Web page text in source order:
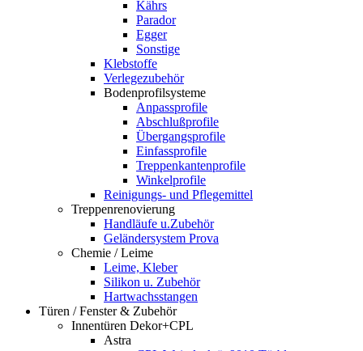
Kährs
Parador
Egger
Sonstige
Klebstoffe
Verlegezubehör
Bodenprofilsysteme
Anpassprofile
Abschlußprofile
Übergangsprofile
Einfassprofile
Treppenkantenprofile
Winkelprofile
Reinigungs- und Pflegemittel
Treppenrenovierung
Handläufe u.Zubehör
Geländersystem Prova
Chemie / Leime
Leime, Kleber
Silikon u. Zubehör
Hartwachsstangen
Türen / Fenster & Zubehör
Innentüren Dekor+CPL
Astra